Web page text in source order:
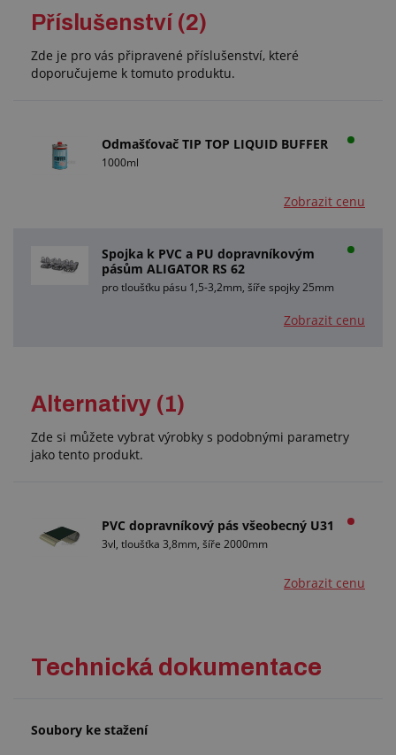
Příslušenství (2)
Zde je pro vás připravené příslušenství, které
doporučujeme k tomuto produktu.
Odmašťovač TIP TOP LIQUID BUFFER
1000ml
Zobrazit cenu
Spojka k PVC a PU dopravníkovým
pásům ALIGATOR RS 62
pro tloušťku pásu 1,5-3,2mm, šíře spojky 25mm
Zobrazit cenu
Alternativy (1)
Zde si můžete vybrat výrobky s podobnými parametry
jako tento produkt.
PVC dopravníkový pás všeobecný U31
3vl, tloušťka 3,8mm, šíře 2000mm
Zobrazit cenu
Technická dokumentace
Soubory ke stažení